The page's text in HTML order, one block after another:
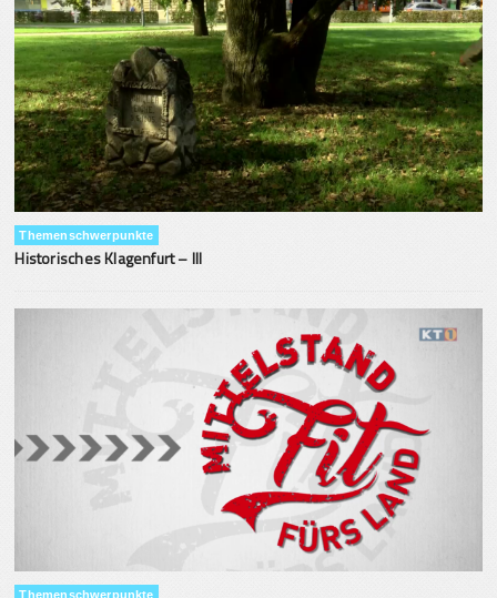
Themenschwerpunkte
Historisches Klagenfurt – III
Themenschwerpunkte